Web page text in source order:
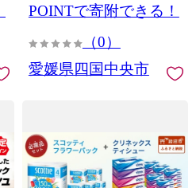
ューペーパー BOXティッ
Kazaru×Krafty ラインアー
ュー 花粉症 備蓄 防災 指定
POINTで寄附できる！
（0）
愛媛県四国中央市